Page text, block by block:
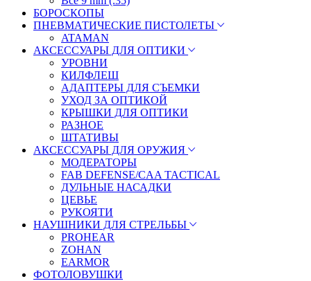
БОРОСКОПЫ
ПНЕВМАТИЧЕСКИЕ ПИСТОЛЕТЫ
ATAMAN
АКСЕССУАРЫ ДЛЯ ОПТИКИ
УРОВНИ
КИЛФЛЕШ
АДАПТЕРЫ ДЛЯ СЪЕМКИ
УХОД ЗА ОПТИКОЙ
КРЫШКИ ДЛЯ ОПТИКИ
РАЗНОЕ
ШТАТИВЫ
АКСЕССУАРЫ ДЛЯ ОРУЖИЯ
МОДЕРАТОРЫ
FAB DEFENSE/CAA TACTICAL
ДУЛЬНЫЕ НАСАДКИ
ЦЕВЬЕ
РУКОЯТИ
НАУШНИКИ ДЛЯ СТРЕЛЬБЫ
PROHEAR
ZOHAN
EARMOR
ФОТОЛОВУШКИ